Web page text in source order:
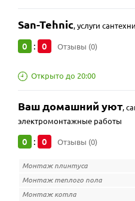
San-Tehnic,услуги
0 : 0 Отзывы (0)
Открыто до 20:00
Ваш домашний уют,
электромонтажные работы
0 : 0 Отзывы (0)
Монтаж плинтуса
Монтаж теплого пола
Монтаж котла